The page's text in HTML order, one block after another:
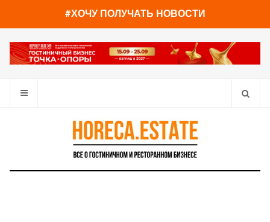
#ХОЧУ ПОЛУЧАТЬ НОВОСТИ